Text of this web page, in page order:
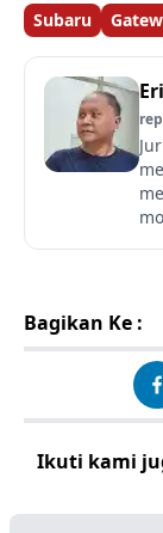
Subaru
Bagikan Ke :
Ikuti kami